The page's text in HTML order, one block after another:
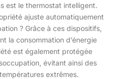
est le thermostat intelligent.
ajuste automatiquement
? Grâce à ces dispositifs,
la consommation d’énergie
est également protégée
évitant ainsi des
extrêmes.